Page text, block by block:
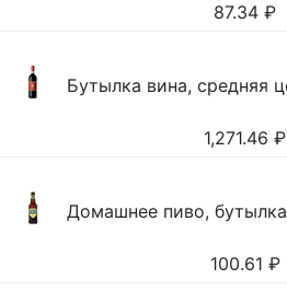
87.34 ₽
Бутылка вина, средняя
1,271.46 ₽
Домашнее пиво,
100.61 ₽